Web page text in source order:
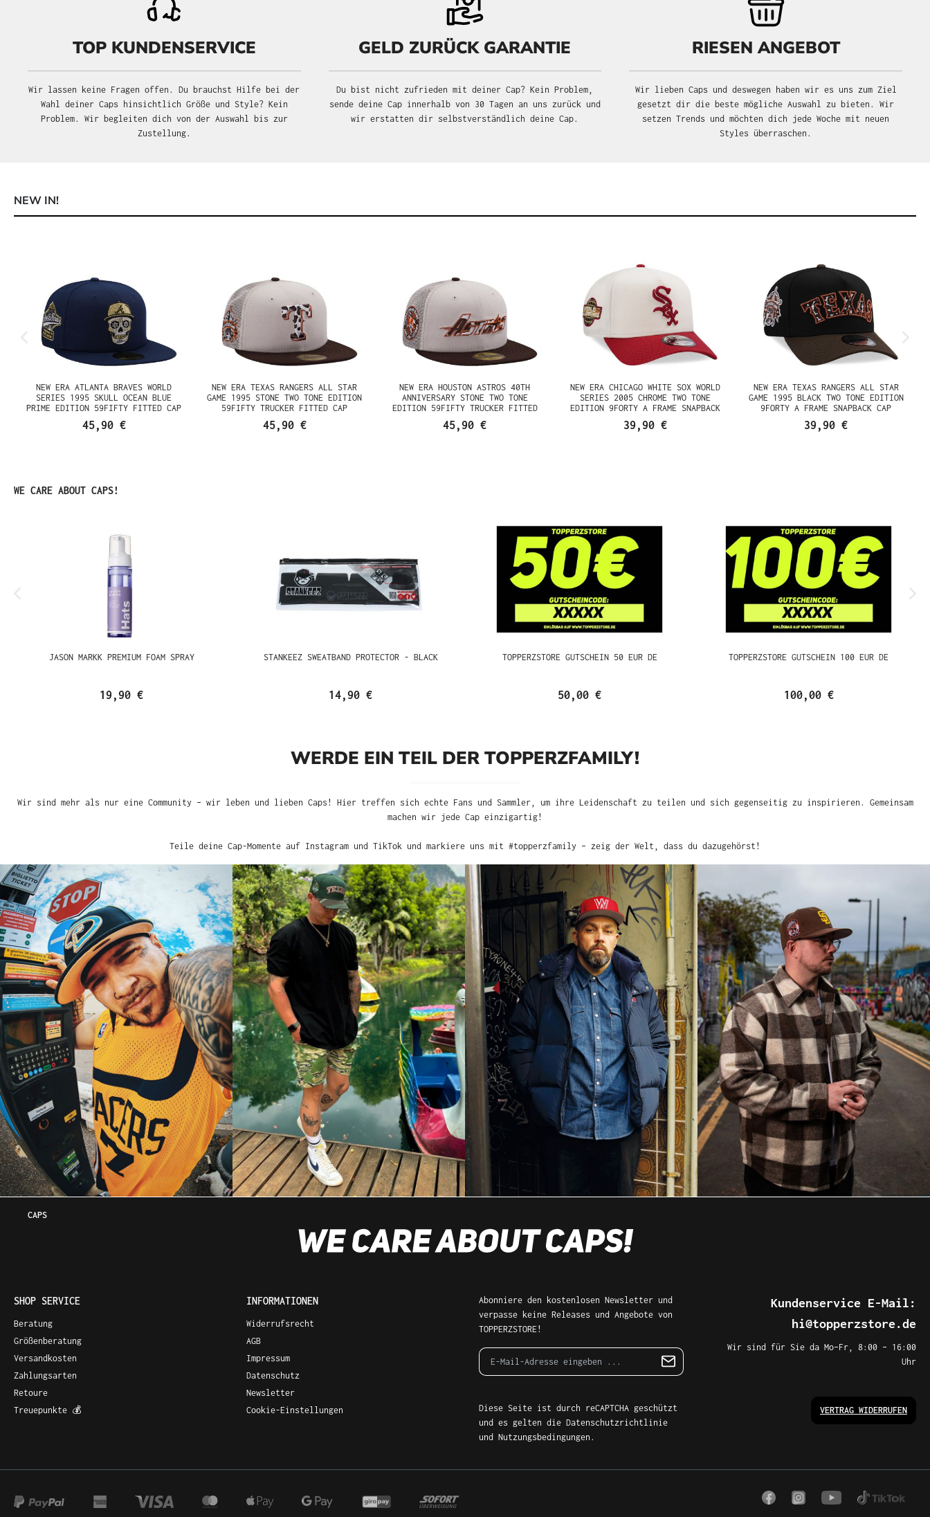
TOP KUNDENSERVICE
Wir lassen keine Fragen offen. Du brauchst Hilfe bei der
Wahl deiner Caps hinsichtlich Größe und Style? Kein
Problem. Wir begleiten dich von der Auswahl bis zur
Zustellung.
GELD ZURÜCK GARANTIE
Du bist nicht zufrieden mit deiner Cap? Kein Problem,
sende deine Cap innerhalb von 30 Tagen an uns zurück und
wir erstatten dir selbstverständlich deine Cap.
RIESEN ANGEBOT
Wir lieben Caps und deswegen haben wir es uns zum Ziel
gesetzt dir die beste mögliche Auswahl zu bieten. Wir
setzen Trends und möchten dich jede Woche mit neuen
Styles überraschen.
NEW IN!
NEW ERA ATLANTA BRAVES WORLD
SERIES 1995 SKULL OCEAN BLUE
PRIME EDITION 59FIFTY FITTED CAP
45,90 €
NEW ERA TEXAS RANGERS ALL STAR
GAME 1995 STONE TWO TONE EDITION
59FIFTY TRUCKER FITTED CAP
45,90 €
NEW ERA HOUSTON ASTROS 40TH
ANNIVERSARY STONE TWO TONE
EDITION 59FIFTY TRUCKER FITTED
CAP
45,90 €
NEW ERA CHICAGO WHITE SOX WORLD
SERIES 2005 CHROME TWO TONE
EDITION 9FORTY A FRAME SNAPBACK
CAP
39,90 €
NEW ERA TEXAS RANGERS ALL STAR
GAME 1995 BLACK TWO TONE EDITION
9FORTY A FRAME SNAPBACK CAP
39,90 €
Produktgalerie überspringen
WE CARE ABOUT CAPS!
JASON MARKK PREMIUM FOAM SPRAY
19,90 €
STANKEEZ SWEATBAND PROTECTOR - BLACK
14,90 €
TOPPERZSTORE GUTSCHEIN 50 EUR DE
50,00 €
TOPPERZSTORE GUTSCHEIN 100 EUR DE
100,00 €
WERDE EIN TEIL DER TOPPERZFAMILY!
Wir sind mehr als nur eine Community – wir leben und lieben Caps! Hier treffen sich echte Fans und Sammler, um ihre Leidenschaft zu teilen und sich gegenseitig zu inspirieren. Gemeinsam
machen wir jede Cap einzigartig!
Teile deine Cap-Momente auf Instagram und TikTok und markiere uns mit #topperzfamily – zeig der Welt, dass du dazugehörst!
CAPS
SHOP SERVICE
Beratung
Größenberatung
Versandkosten
Zahlungsarten
Retoure
Treuepunkte 💰
INFORMATIONEN
Widerrufsrecht
AGB
Impressum
Datenschutz
Newsletter
Cookie-Einstellungen
Abonniere den kostenlosen Newsletter und
verpasse keine Releases und Angebote von
TOPPERZSTORE!
Diese Seite ist durch reCAPTCHA geschützt
und es gelten die Datenschutzrichtlinie
und Nutzungsbedingungen .
Kundenservice E-Mail:
hi@topperzstore.de
Wir sind für Sie da Mo–Fr, 8:00 – 16:00
Uhr
VERTRAG WIDERRUFEN